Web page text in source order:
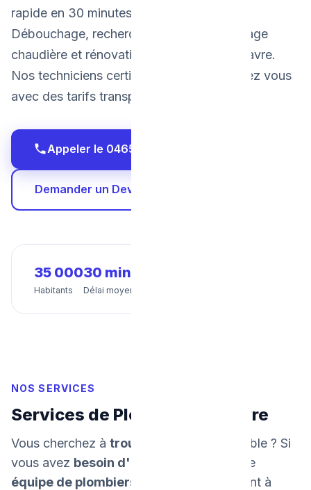
rapide en 30 minutes, 24h/24 et 7j/7.
Débouchage, recherche de fuite, dépannage
chaudière et rénovation salle de bain à Wavre.
Nos techniciens certifiés interviennent chez vous
avec des tarifs transparents et fixes.
Appeler le 0465 68 51 58
Demander un Devis Gratuit
35 000
Habitants
30 min
Délai moyen
NOS SERVICES
Services de Plomberie à Wavre
Vous cherchez à trouver un plombier
fiable ? Si
vous avez besoin d'un dépannage
, notre
équipe de plombiers
intervient rapidement à